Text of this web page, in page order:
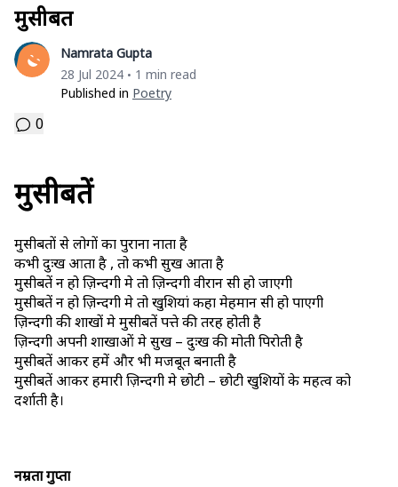
मुसीबतें
Namrata Gupta
28 Jul 2024 • 1 min read
Published in Poetry
0
मुसीबतें
मुसीबतों से लोगों का पुराना नाता है
कभी दुःख आता है , तो कभी सुख आता है
मुसीबतें न हो ज़िन्दगी मे तो ज़िन्दगी वीरान सी हो जाएगी
मुसीबतें न हो ज़िन्दगी मे तो खुशियां कहा मेहमान सी हो पाएगी
ज़िन्दगी की शाखों मे मुसीबतें पत्ते की तरह होती है
ज़िन्दगी अपनी शाखाओं मे सुख – दुःख की मोती पिरोती है
मुसीबतें आकर हमें और भी मजबूत बनाती है
मुसीबतें आकर हमारी ज़िन्दगी मे छोटी – छोटी खुशियों के महत्व को
दर्शाती है।
नम्रता गुप्ता